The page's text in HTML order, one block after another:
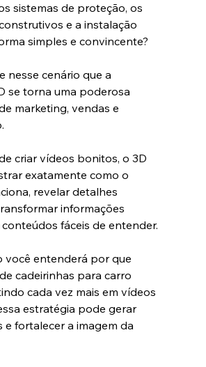
sistemas de proteção, os
e a instalação
simples e convincente?
nesse cenário que a
se torna uma poderosa
marketing, vendas e
criar vídeos bonitos, o 3D
exatamente como o
revelar detalhes
informações
fáceis de entender.
você entenderá por que
cadeirinhas para carro
cada vez mais em vídeos
estratégia pode gerar
e fortalecer a imagem da